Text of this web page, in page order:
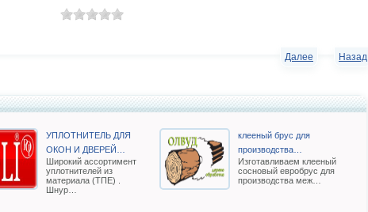
Назад
Далее
УПЛОТНИТЕЛЬ ДЛЯ
ОКОН И ДВЕРЕЙ…
Широкий ассортимент
уплотнителей из
материала (ТПЕ) .
Шнур…
клееный брус для
производства…
Изготавливаем клееный
сосновый евробрус для
производства меж…